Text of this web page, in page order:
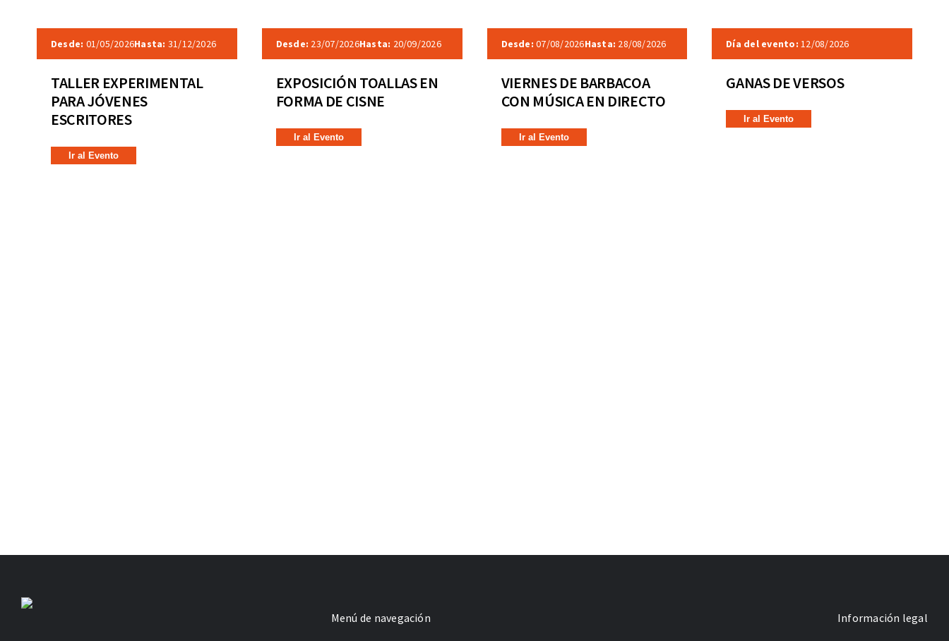
Desde: 01/05/2026Hasta: 31/12/2026
TALLER EXPERIMENTAL
PARA JÓVENES
ESCRITORES
Ir al Evento
Desde: 23/07/2026Hasta: 20/09/2026
EXPOSICIÓN TOALLAS EN
FORMA DE CISNE
Ir al Evento
Desde: 07/08/2026Hasta: 28/08/2026
VIERNES DE BARBACOA
CON MÚSICA EN DIRECTO
Ir al Evento
Día del evento: 12/08/2026
GANAS DE VERSOS
Ir al Evento
Menú de navegación Información legal